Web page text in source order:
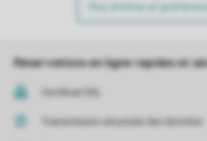
Plus d’infos et
Réservations en ligne rapides et
Certificat SSL
Transmission sécurisée des données